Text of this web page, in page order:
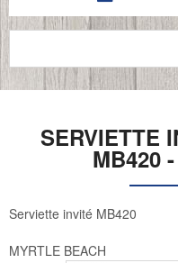
SERVIETTE
MB420
Serviette invité MB420
MYRTLE BEACH